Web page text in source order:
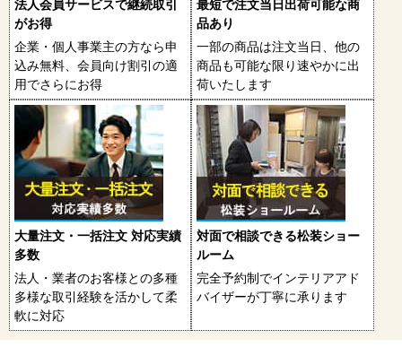
法人会員サービスで継続取引
がお得
企業・個人事業主の方なら申
込み無料、会員向け割引の適
用でさらにお得
最短で注文当日出荷可能な商
品あり
一部の商品は注文当日、他の
商品も可能な限り速やかに出
荷いたします
大量注文・一括注文 対応実績
多数
法人・業者のお客様との多種
多様な取引経験を活かして柔
軟に対応
対面で相談できる松装ショー
ルーム
完全予約制でインテリアアド
バイザーが丁寧に承ります